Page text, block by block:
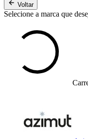
Voltar
Selecione a marca que